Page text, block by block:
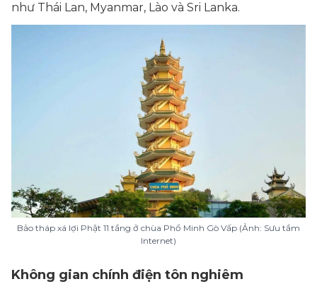
như Thái Lan, Myanmar, Lào và Sri Lanka.
Bảo tháp xá lợi Phật 11 tầng ở chùa Phổ Minh Gò Vấp (Ảnh: Sưu tầm
Internet)
Không gian chính điện tôn nghiêm